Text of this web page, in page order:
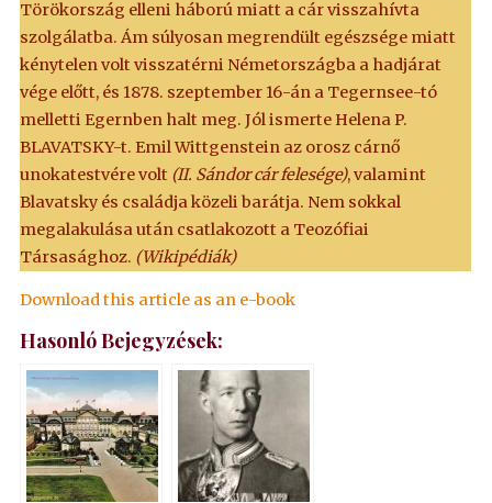
Törökország elleni háború miatt a cár visszahívta
szolgálatba. Ám súlyosan megrendült egészsége miatt
kénytelen volt visszatérni Németországba a hadjárat
vége előtt, és 1878. szeptember 16-án a Tegernsee-tó
melletti Egernben halt meg. Jól ismerte Helena P.
BLAVATSKY-t. Emil Wittgenstein az orosz cárnő
unokatestvére volt (II. Sándor cár felesége), valamint
Blavatsky és családja közeli barátja. Nem sokkal
megalakulása után csatlakozott a Teozófiai
Társasághoz. (Wikipédiák)
Download this article as an e-book
Hasonló Bejegyzések: